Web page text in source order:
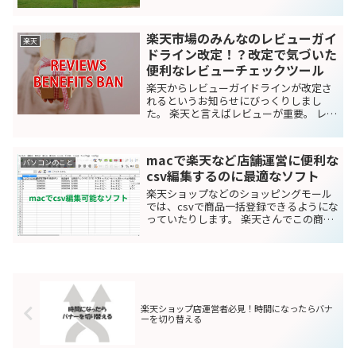
側のマニュアルも徹底していなかったの
で、設定方法を探すのに時間を費やす
日々でした。 設定場所を...
楽天
楽天市場のみんなのレビューガイ
ドライン改定！？改定で気づいた
便利なレビューチェックツール
楽天からレビューガイドラインが改定さ
れるというお知らせにびっくりしまし
た。 楽天と言えばレビューが重要。 レビ
させてもらっています。 このレビュー件
数、「レビューを書いたら送料無料」
「レビューを書いて○○...
パソコンのこと
macで楽天など店舗運営に便利な
csv編集するのに最適なソフト
楽天ショップなどのショッピングモール
では、csvで商品一括登録できるようにな
っていたりします。 楽天さんでこの商品
が、在庫の一括管理や文言修正などする
楽天ショップ店運営者必見！時間になったらバナ
ーを切り替える